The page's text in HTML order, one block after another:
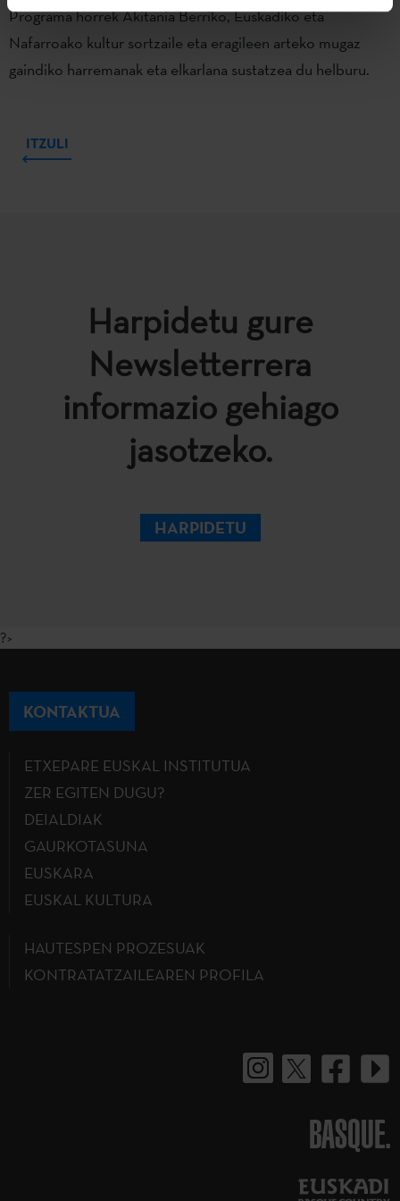
Programa horrek Akitania Berriko, Euskadiko eta
Nafarroako kultur sortzaile eta eragileen arteko mugaz
gaindiko harremanak eta elkarlana sustatzea du helburu.
ITZULI
Harpidetu gure
Newsletterrera
informazio gehiago
jasotzeko.
HARPIDETU
?>
KONTAKTUA
ETXEPARE EUSKAL INSTITUTUA
ZER EGITEN DUGU?
DEIALDIAK
GAURKOTASUNA
EUSKARA
EUSKAL KULTURA
HAUTESPEN PROZESUAK
KONTRATATZAILEAREN PROFILA
BASQUE.